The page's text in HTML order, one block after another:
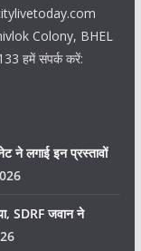
Colony, BHEL
हमें संपर्क करें:
लगाई इन प्रस्तावों
SDRF जवान ने